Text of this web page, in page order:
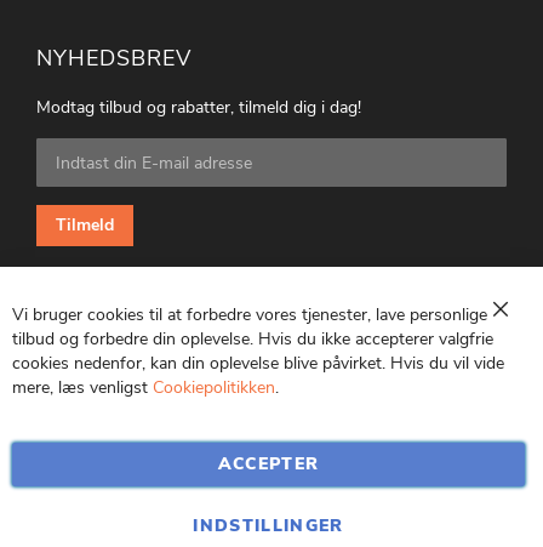
NYHEDSBREV
Modtag tilbud og rabatter, tilmeld dig i dag!
Tilmeld
dig
vores
nyhedsbrev:
Tilmeld
CVR: 25847369
Luk
Vi bruger cookies til at forbedre vores tjenester, lave personlige
tilbud og forbedre din oplevelse. Hvis du ikke accepterer valgfrie
cookies nedenfor, kan din oplevelse blive påvirket. Hvis du vil vide
mere, læs venligst Cookiepolitikken.
ACCEPTER
INDSTILLINGER